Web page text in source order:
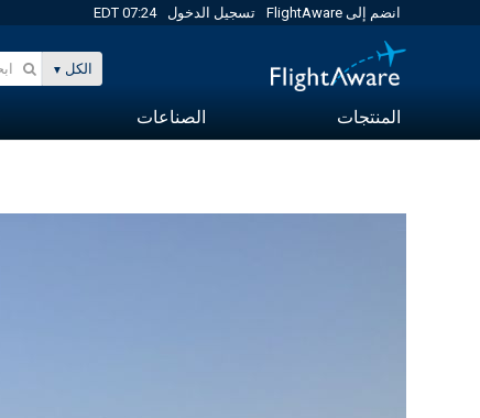
انضم إلى FlightAware تسجيل الدخول 07:24 EDT
الكل
المنتجات الصناعات